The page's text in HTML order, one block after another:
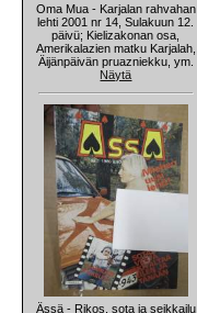
Oma Mua - Karjalan rahvahan
lehti 2001 nr 14, Sulakuun 12.
päivü; Kielizakonan osa,
Amerikalazien matku Karjalah,
Äijänpäivän pruazniekku, ym.
Näytä
Ässä - Rikos, sota ja seikkailu